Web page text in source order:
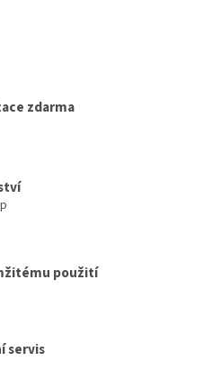
zdarma
použití
servis